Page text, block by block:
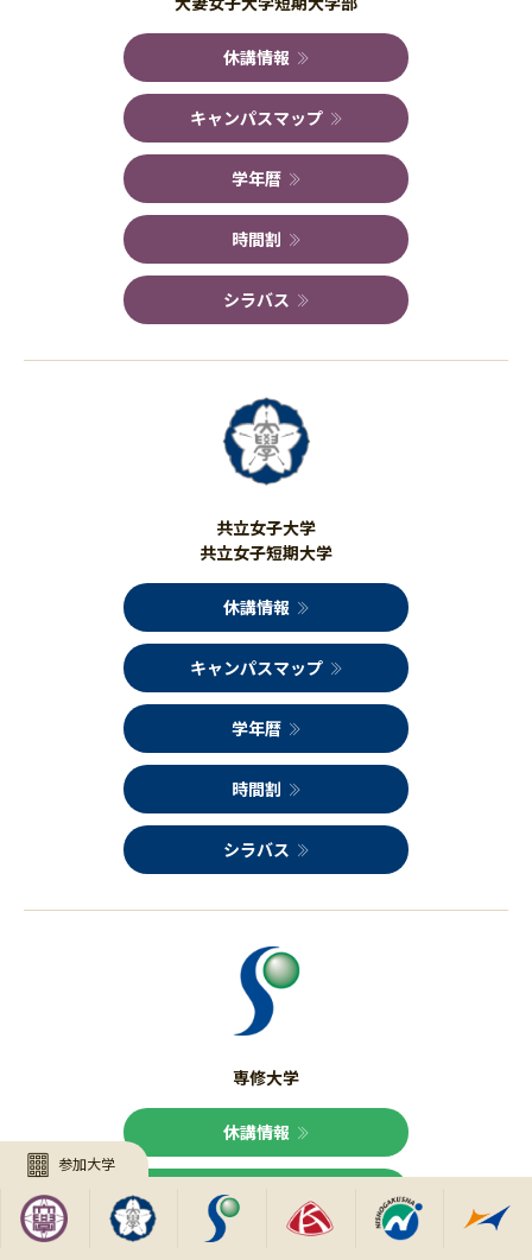
参加大学
休講情報
キャンパスマップ
学年暦
時間割
シラバス
共立女子大学
共立女子短期大学
休講情報
キャンパスマップ
学年暦
時間割
シラバス
専修大学
休講情報
キャンパスマップ